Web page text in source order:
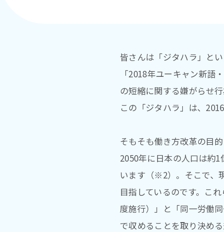
皆さんは「ジタハラ」と
「2018年ユーキャン新
の短縮に関する嫌がらせ行
この「ジタハラ」は、
そもそも働き方改革の目
2050年に日本の人口は約
います（※2）。そこで、
目指しているのです。こ
度施行）」と「同一労働
で収めることを取り決め